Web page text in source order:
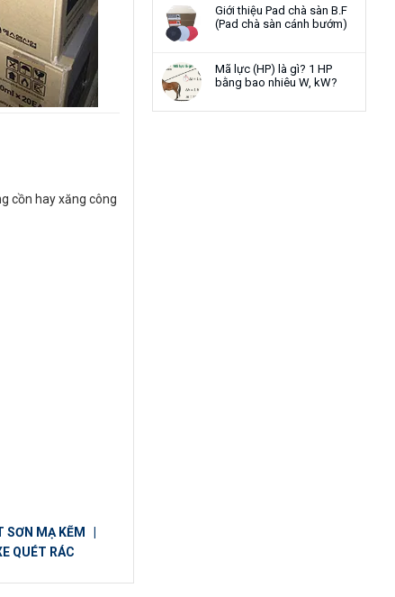
Giới thiệu Pad chà sàn B.F
(Pad chà sàn cánh bướm)
Mã lực (HP) là gì? 1 HP
bằng bao nhiêu W, kW?
cồn hay xăng công
SƠN MẠ KẼM
QUÉT RÁC